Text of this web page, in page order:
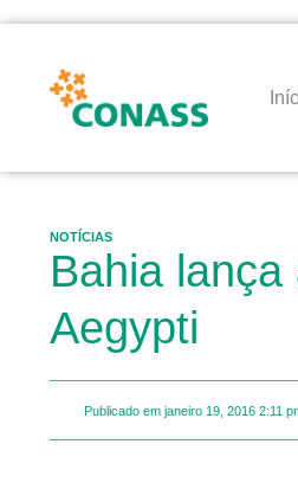
NOTÍCIAS
Bahia
Aegypti
Publicado em janeiro 19, 2016 2:11